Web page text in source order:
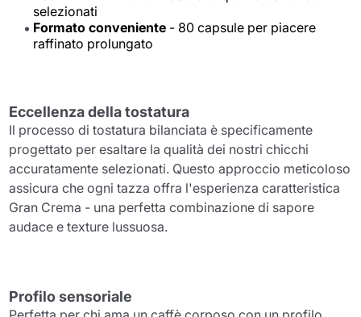
selezionati
Formato conveniente - 80 capsule per piacere
raffinato prolungato
Eccellenza della tostatura
Il processo di tostatura bilanciata è specificamente
progettato per esaltare la qualità dei nostri chicchi
accuratamente selezionati. Questo approccio meticoloso
assicura che ogni tazza offra l'esperienza caratteristica
Gran Crema - una perfetta combinazione di sapore
audace e texture lussuosa.
Profilo sensoriale